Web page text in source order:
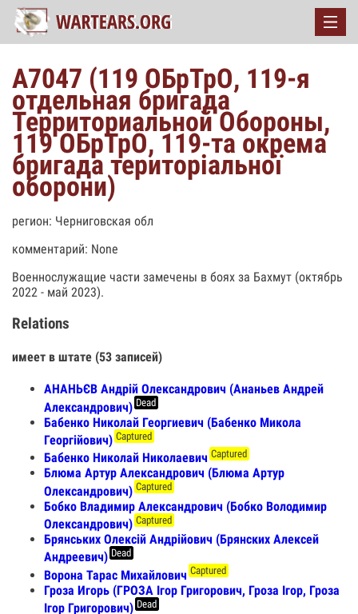
А7047 (119 ОБрТрО, 119-я
отдельная бригада
Территориальной Обороны,
119 ОБрТрО, 119-та окрема
бригада територіальної
оборони)
регион: Черниговская обл
комментарий: None
Военнослужащие части замечены в боях за Бахмут (октябрь
2022 - май 2023).
Relations
имеет в штате (53 записей)
АНАНЬЄВ Андрій Олександрович (Ананьев Андрей
Александрович) Dead
Бабенко Николай Георгиевич (Бабенко Микола
Георгійович) Captured
Бабенко Николай Николаевич Captured
Блюма Артур Александрович (Блюма Артур
Олександрович) Captured
Бобко Владимир Александрович (Бобко Володимир
Олександрович) Captured
Брянських Олексій Андрійович (Брянских Алексей
Андреевич) Dead
Ворона Тарас Михайлович Captured
Гроза Игорь (ГРОЗА Ігор Григорович, Гроза Ігор, Гроза
Ігор Григорович) Dead